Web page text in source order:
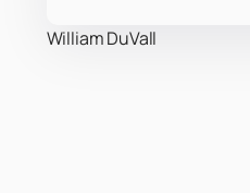
William DuVall